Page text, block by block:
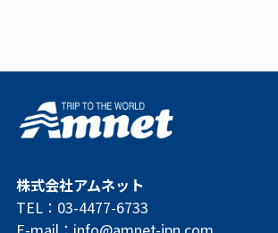
株式会社アムネット
TEL：03-4477-6733